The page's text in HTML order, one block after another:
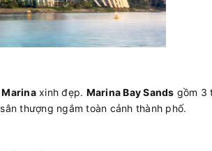
xinh đẹp. Marina Bay Sands gồm 3
thượng ngắm toàn cảnh thành phố.